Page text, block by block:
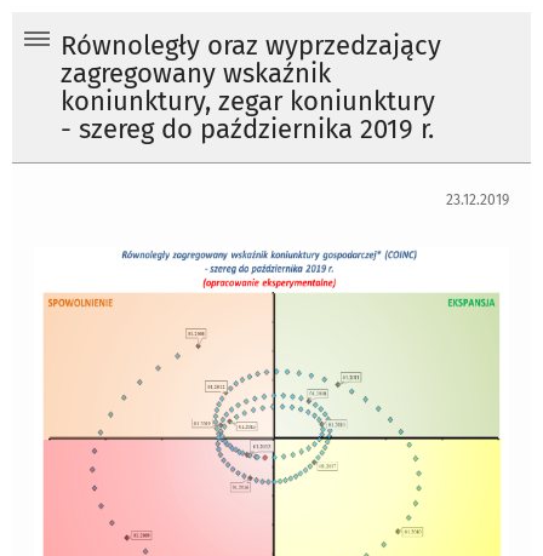
Równoległy oraz wyprzedzający
zagregowany wskaźnik
koniunktury, zegar koniunktury
- szereg do października 2019 r.
23.12.2019